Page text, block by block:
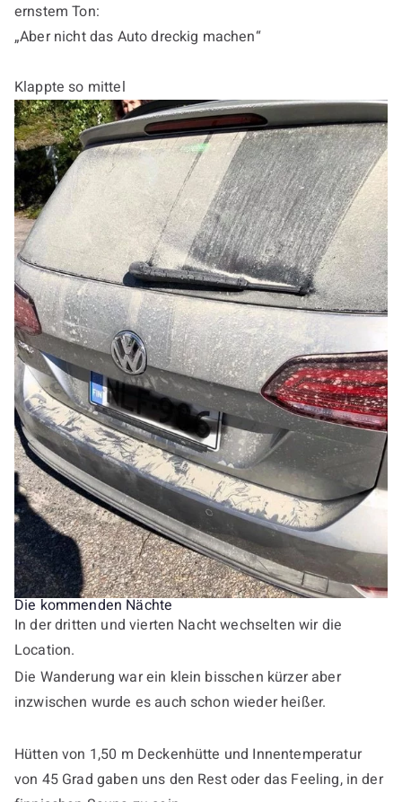
ernstem Ton:
„Aber nicht das Auto dreckig machen“
Klappte so mittel
Die kommenden Nächte
In der dritten und vierten Nacht wechselten wir die
Location.
Die Wanderung war ein klein bisschen kürzer aber
inzwischen wurde es auch schon wieder heißer.
Hütten von 1,50 m Deckenhütte und Innentemperatur
von 45 Grad gaben uns den Rest oder das Feeling, in der